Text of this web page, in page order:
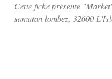
Cette fiche présente
samatan lombez, 32600
SP 98 :